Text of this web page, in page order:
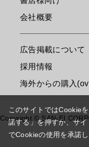
会社概要
広告掲載について
採用情報
海外からの購入
Copyright © SAN-EI
このサイトではCookie
諾する」を押すか、サ
でCookieの使用を承諾